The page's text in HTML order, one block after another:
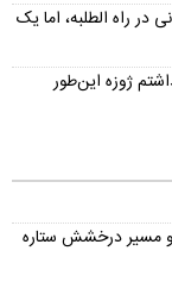
در راه الطلبه، اما یک
ژوزه این‌طور
و مسیر درخشش ستاره